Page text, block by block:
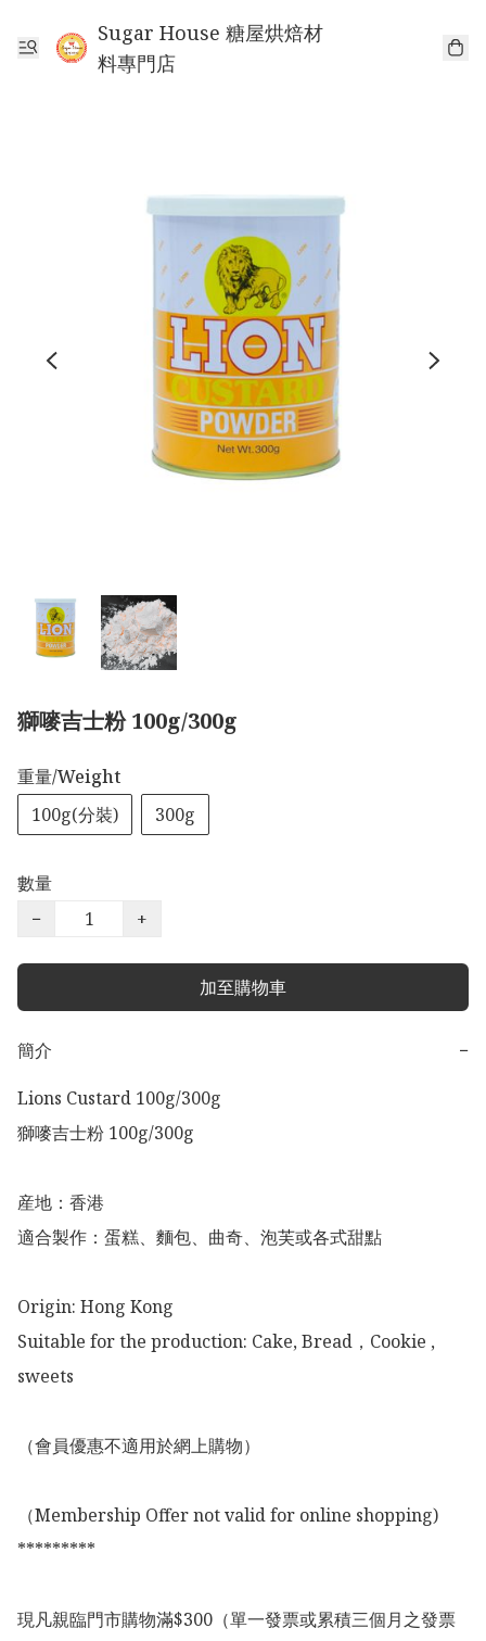
Sugar House 糖屋烘焙材
料專門店
獅嘜吉士粉 100g/300g
重量/Weight
100g(分裝)
300g
數量
−
+
加至購物車
簡介
−
Lions Custard 100g/300g
獅嘜吉士粉 100g/300g
産地：香港
適合製作：蛋糕、麵包、曲奇、泡芙或各式甜點
Origin: Hong Kong
Suitable for the production: Cake, Bread，Cookie ,
sweets
（會員優惠不適用於網上購物）
（Membership Offer not valid for online shopping)
*********
現凡親臨門市購物滿$300（單一發票或累積三個月之發票